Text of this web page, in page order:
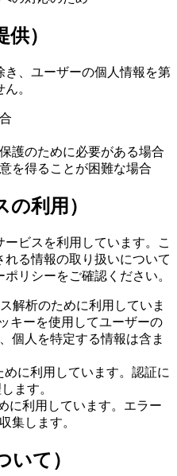
）
、ユーザーの個人情報を第
。
護のために必要がある場合
を得ることが困難な場合
利用）
ビスを利用しています。こ
る情報の取り扱いについて
リシーをご確認ください。
ス解析のために利用していま
キーを使用してユーザーの
個人を特定する情報は含ま
めに利用しています。認証に
ます。
に利用しています。エラー
集します。
いて）